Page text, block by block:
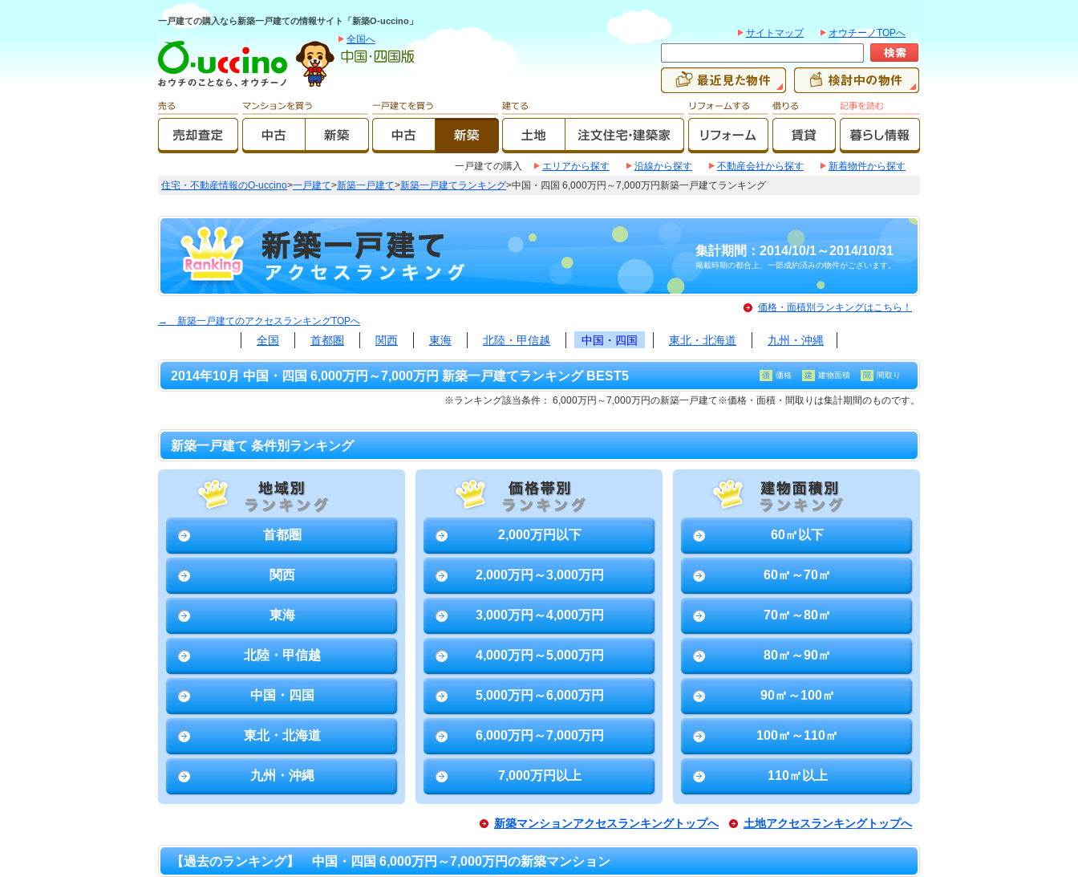
一戸建ての購入なら新築一戸建ての情報サイト「新築O-uccino」
全国へ
サイトマップ オウチーノTOPへ
一戸建ての購入 エリアから探す 沿線から探す 不動産会社から探す
新着物件から探す
住宅・不動産情報のO-uccino>一戸建て>新築一戸建て>新築一戸建てランキング>中国・四国 6,000万円～7,000万円新築一戸建てランキング
集計期間：2014/10/1～2014/10/31
掲載時期の都合上、一部成約済みの物件がございます。
価格・面積別ランキングはこちら！
→ 新築一戸建てのアクセスランキングTOPへ
全国 首都圏 関西 東海 北陸・甲信越 中国・四国 東北・北海道 九州・沖縄
2014年10月 中国・四国 6,000万円～7,000万円 新築一戸建てランキング BEST5 価 価格 建 建物面積 間 間取り
※ランキング該当条件： 6,000万円～7,000万円の新築一戸建て※価格・面積・間取りは集計期間のものです。
新築一戸建て 条件別ランキング
首都圏
関西
東海
北陸・甲信越
中国・四国
東北・北海道
九州・沖縄
2,000万円以下
2,000万円～3,000万円
3,000万円～4,000万円
4,000万円～5,000万円
5,000万円～6,000万円
6,000万円～7,000万円
7,000万円以上
60㎡以下
60㎡～70㎡
70㎡～80㎡
80㎡～90㎡
90㎡～100㎡
100㎡～110㎡
110㎡以上
新築マンションアクセスランキングトップへ 土地アクセスランキングトップへ
【過去のランキング】 中国・四国 6,000万円～7,000万円の新築マンション